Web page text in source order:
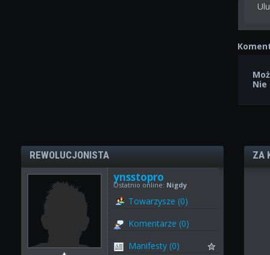
REWOLUCJONISTA
ynsstopro
Ostatnio online: Nigdy
Towarzysze (0)
Komentarze (0)
Manifesty (0)
ZA